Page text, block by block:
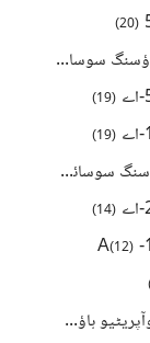
(
20
)
کراچی یونیورسٹی ہاؤسنگ سوسائٹی
(
19
)
(
19
)
اینڈلیب کوآپریٹو ہاؤسنگ سوسائٹی
(
14
)
(12)
سینٹرل انفارمیشن کوآپریٹیو ہاؤسنگ سوسائٹی